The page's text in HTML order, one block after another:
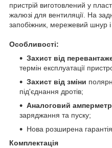
пристрій виготовлений у
жалюзі для вентиляції. На
запобіжник, мережевий шнур
Особливості:
Захист від
термін експлуатації
Захист від зміни
під'єднання дротів;
Аналоговий амперметр
заряджання та пуску;
Нова розширена
Комплектація